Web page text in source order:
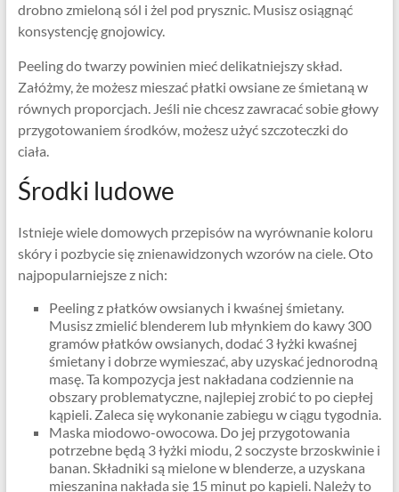
drobno zmieloną sól i żel pod prysznic. Musisz osiągnąć
konsystencję gnojowicy.
Peeling do twarzy powinien mieć delikatniejszy skład.
Załóżmy, że możesz mieszać płatki owsiane ze śmietaną w
równych proporcjach. Jeśli nie chcesz zawracać sobie głowy
przygotowaniem środków, możesz użyć szczoteczki do
ciała.
Środki ludowe
Istnieje wiele domowych przepisów na wyrównanie koloru
skóry i pozbycie się znienawidzonych wzorów na ciele. Oto
najpopularniejsze z nich:
Peeling z płatków owsianych i kwaśnej śmietany.
Musisz zmielić blenderem lub młynkiem do kawy 300
gramów płatków owsianych, dodać 3 łyżki kwaśnej
śmietany i dobrze wymieszać, aby uzyskać jednorodną
masę. Ta kompozycja jest nakładana codziennie na
obszary problematyczne, najlepiej zrobić to po ciepłej
kąpieli. Zaleca się wykonanie zabiegu w ciągu tygodnia.
Maska miodowo-owocowa. Do jej przygotowania
potrzebne będą 3 łyżki miodu, 2 soczyste brzoskwinie i
banan. Składniki są mielone w blenderze, a uzyskana
mieszanina nakłada się 15 minut po kąpieli. Należy to